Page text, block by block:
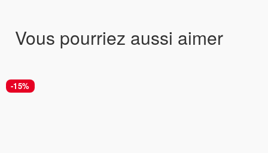
Vous pourriez aussi aimer
-15%